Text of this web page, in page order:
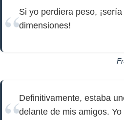
Si yo perdiera peso,
dimensiones!
Definitivamente, estaba
delante de mis amigos.